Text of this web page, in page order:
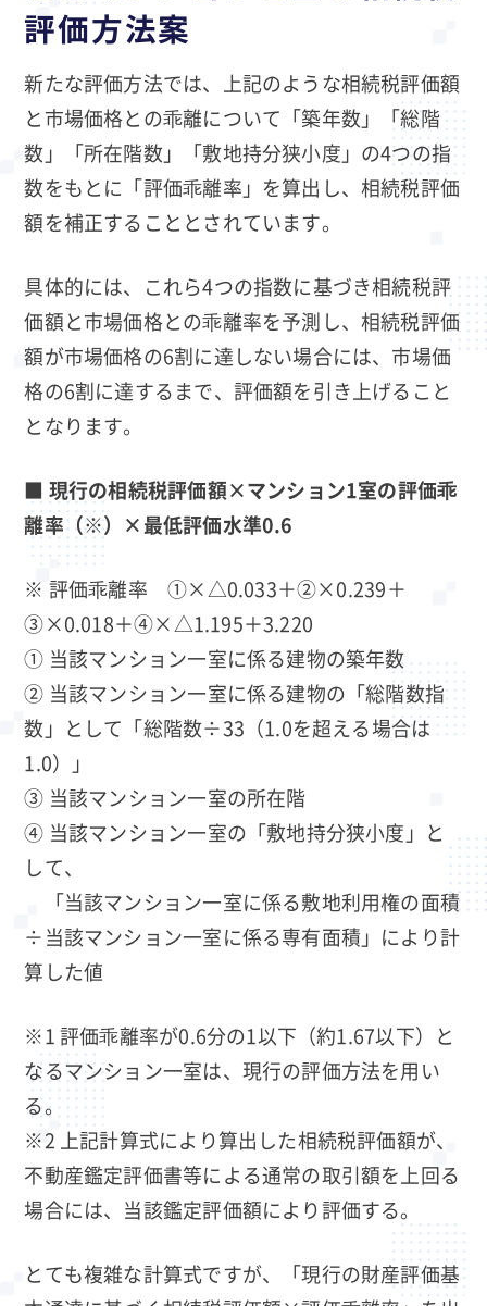
評価方法案
新たな評価方法では、上記のような相続税評価額
と市場価格との乖離について「築年数」「総階
数」「所在階数」「敷地持分狭小度」の4つの指
数をもとに「評価乖離率」を算出し、相続税評価
額を補正することとされています。
具体的には、これら4つの指数に基づき相続税評
価額と市場価格との乖離率を予測し、相続税評価
額が市場価格の6割に達しない場合には、市場価
格の6割に達するまで、評価額を引き上げること
となります。
■ 現行の相続税評価額×マンション1室の評価乖
離率（※）×最低評価水準0.6
※ 評価乖離率 ①×△0.033＋②×0.239＋
③×0.018＋④×△1.195＋3.220
① 当該マンション一室に係る建物の築年数
② 当該マンション一室に係る建物の「総階数指
数」として「総階数÷33（1.0を超える場合は
1.0）」
③ 当該マンション一室の所在階
④ 当該マンション一室の「敷地持分狭小度」と
して、
「当該マンション一室に係る敷地利用権の面積
÷当該マンション一室に係る専有面積」により計
算した値
※1 評価乖離率が0.6分の1以下（約1.67以下）と
なるマンション一室は、現行の評価方法を用い
る。
※2 上記計算式により算出した相続税評価額が、
不動産鑑定評価書等による通常の取引額を上回る
場合には、当該鑑定評価額により評価する。
とても複雑な計算式ですが、「現行の財産評価基